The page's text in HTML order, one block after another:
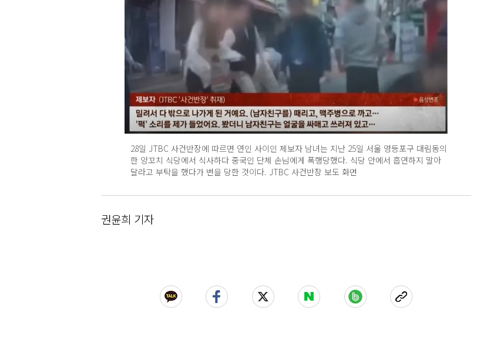
28일 JTBC 사건반장에 따르면 연인 사이인 제보자 남녀는 지난 25일 서울 영등포구 대림동의
한 양꼬치 식당에서 식사하다 중국인 단체 손님에게 폭행당했다. 식당 안에서 흡연하지 말아
달라고 부탁을 했다가 변을 당한 것이다. JTBC 사건반장 보도 화면
권윤희 기자